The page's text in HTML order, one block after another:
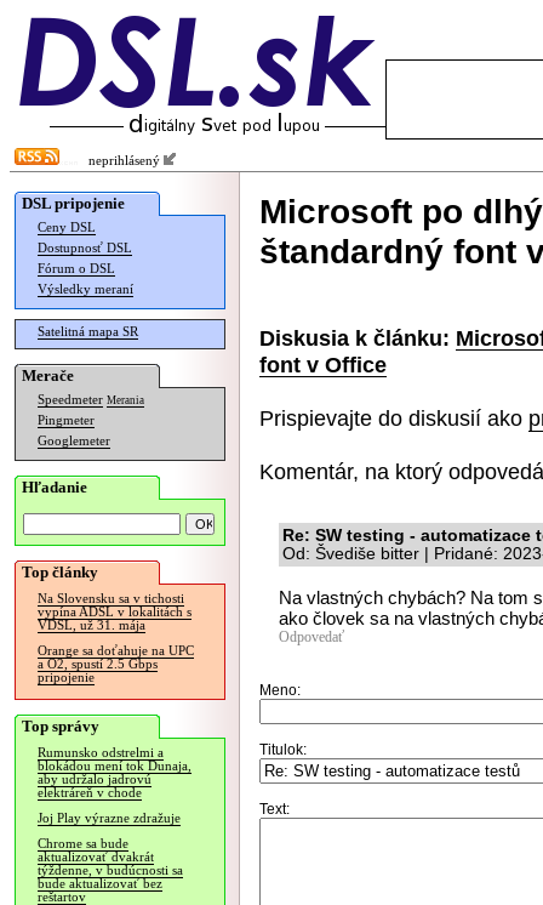
neprihlásený
DSL pripojenie
Ceny DSL
Dostupnosť DSL
Fórum o DSL
Výsledky meraní
Satelitná mapa SR
Merače
Speedmeter Merania
Pingmeter
Googlemeter
Hľadanie
Top články
Na Slovensku sa v tichosti
vypína ADSL v lokalitách s
VDSL, už 31. mája
Orange sa doťahuje na UPC
a O2, spustí 2.5 Gbps
pripojenie
Top správy
Rumunsko odstrelmi a
blokádou mení tok Dunaja,
aby udržalo jadrovú
elektráreň v chode
Joj Play výrazne zdražuje
Chrome sa bude
aktualizovať dvakrát
týždenne, v budúcnosti sa
bude aktualizovať bez
reštartov
Microsoft po
štandardný font
Diskusia k článku:
font v Office
Prispievajte do diskusií ako
Komentár, na ktorý
Re: SW testing - automatizace
Od: Švediše bitter | Pridané:
Na vlastných chybách? Na tom
ako človek sa na vlastných
Odpovedať
Meno:
Titulok:
Text: